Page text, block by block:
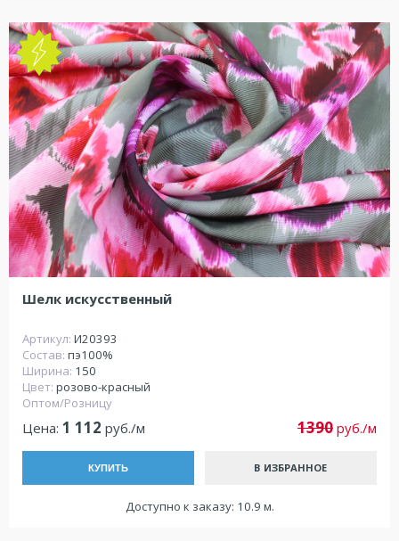
NEW
Шелк искусственный
Артикул: И20393
Состав: пэ100%
Ширина: 150
Цвет: розово-красный
Оптом/Розницу
Цена: 1 112 руб./м 1390 руб./м
КУПИТЬ В ИЗБРАННОЕ
Доступно к заказу: 10.9 м.